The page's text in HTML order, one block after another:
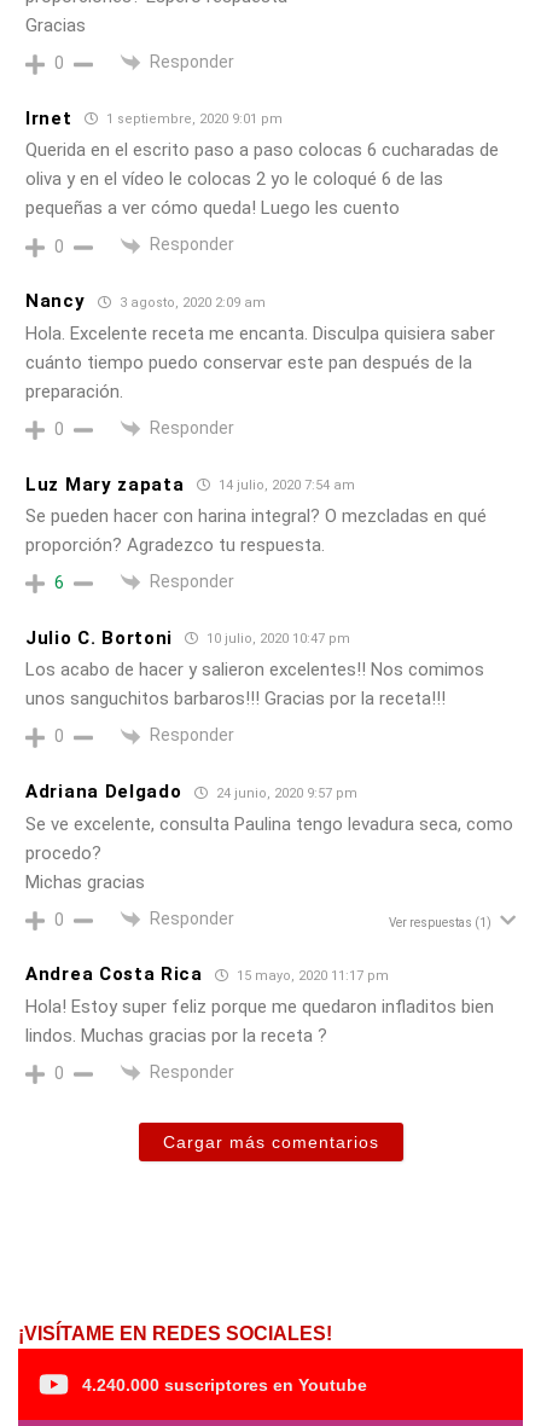
Gracias
0 Responder
Irnet 1 septiembre, 2020 9:01 pm
Querida en el escrito paso a paso colocas 6 cucharadas de
oliva y en el vídeo le colocas 2 yo le coloqué 6 de las
pequeñas a ver cómo queda! Luego les cuento
0 Responder
Nancy 3 agosto, 2020 2:09 am
Hola. Excelente receta me encanta. Disculpa quisiera saber
cuánto tiempo puedo conservar este pan después de la
preparación.
0 Responder
Luz Mary zapata 14 julio, 2020 7:54 am
Se pueden hacer con harina integral? O mezcladas en qué
proporción? Agradezco tu respuesta.
6 Responder
Julio C. Bortoni 10 julio, 2020 10:47 pm
Los acabo de hacer y salieron excelentes!! Nos comimos
unos sanguchitos barbaros!!! Gracias por la receta!!!
0 Responder
Adriana Delgado 24 junio, 2020 9:57 pm
Se ve excelente, consulta Paulina tengo levadura seca, como
procedo?
Michas gracias
0 Responder Ver respuestas (1)
Andrea Costa Rica 15 mayo, 2020 11:17 pm
Hola! Estoy super feliz porque me quedaron infladitos bien
lindos. Muchas gracias por la receta ?
0 Responder
Cargar más comentarios
¡VISÍTAME EN REDES SOCIALES!
4.240.000 suscriptores en Youtube